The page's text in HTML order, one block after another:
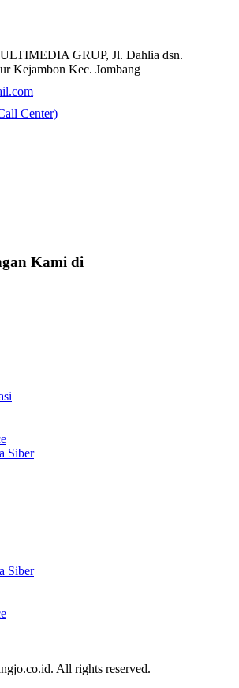
GRUP, Jl. Dahlia dsn.
Kejambon Kec. Jombang
Center)
Kami di
Siber
Siber
All rights reserved.